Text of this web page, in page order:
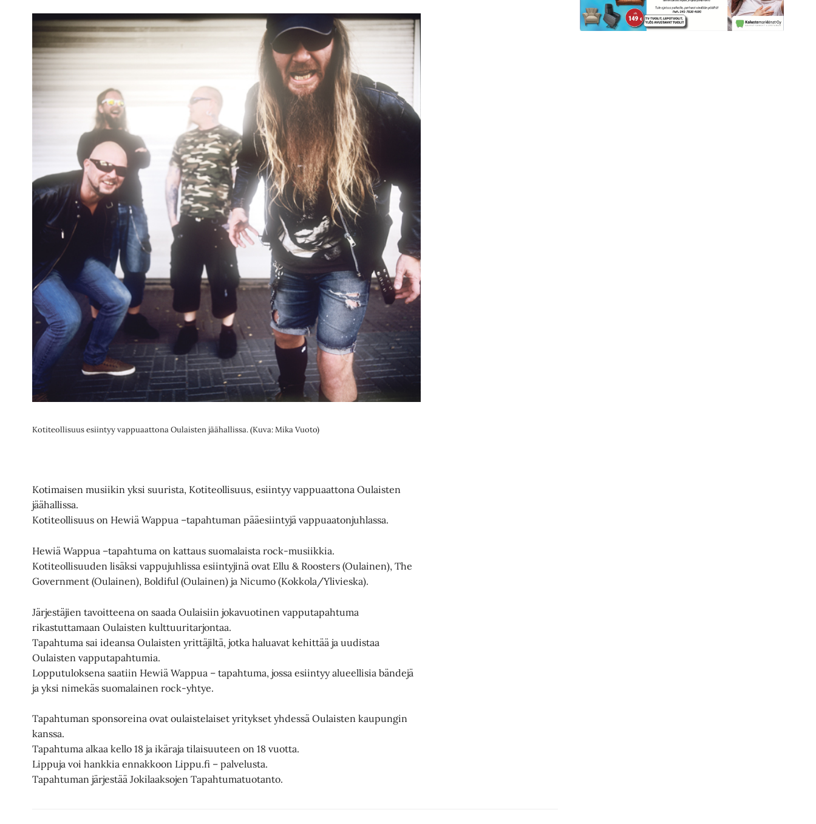
Kotiteollisuus esiintyy vappuaattona Oulaisten jäähallissa. (Kuva: Mika Vuoto)
Kotimaisen musiikin yksi suurista, Kotiteollisuus, esiintyy vappuaattona Oulaisten
jäähallissa.
Kotiteollisuus on Hewiä Wappua –tapahtuman pääesiintyjä vappuaatonjuhlassa.
Hewiä Wappua –tapahtuma on kattaus suomalaista rock-musiikkia.
Kotiteollisuuden lisäksi vappujuhlissa esiintyjinä ovat Ellu & Roosters (Oulainen), The
Government (Oulainen), Boldiful (Oulainen) ja Nicumo (Kokkola/Ylivieska).
Järjestäjien tavoitteena on saada Oulaisiin jokavuotinen vapputapahtuma
rikastuttamaan Oulaisten kulttuuritarjontaa.
Tapahtuma sai ideansa Oulaisten yrittäjiltä, jotka haluavat kehittää ja uudistaa
Oulaisten vapputapahtumia.
Lopputuloksena saatiin Hewiä Wappua – tapahtuma, jossa esiintyy alueellisia bändejä
ja yksi nimekäs suomalainen rock-yhtye.
Tapahtuman sponsoreina ovat oulaistelaiset yritykset yhdessä Oulaisten kaupungin
kanssa.
Tapahtuma alkaa kello 18 ja ikäraja tilaisuuteen on 18 vuotta.
Lippuja voi hankkia ennakkoon Lippu.fi – palvelusta.
Tapahtuman järjestää Jokilaaksojen Tapahtumatuotanto.